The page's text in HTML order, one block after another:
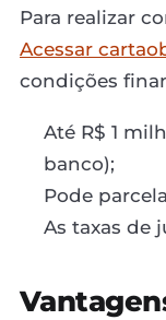
Para realizar
Acessar
condições
Até R$ 1
banco);
Pode
As taxas de